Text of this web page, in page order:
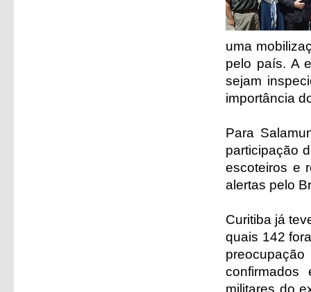
uma
pelo país. A
sejam
importância
Para
participação
escoteiros e
alertas pelo
Curitiba já
quais 142
militares do